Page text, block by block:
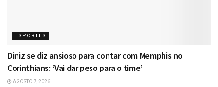
ESPORTES
Diniz se diz ansioso para contar com Memphis no
Corinthians: ‘Vai dar peso para o time’
AGOSTO 7, 2026